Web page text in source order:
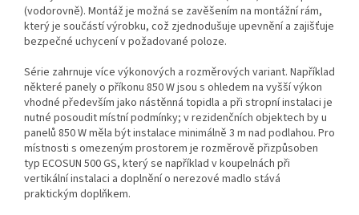
(vodorovně). Montáž je možná se zavěšením na montážní rám,
který je součástí výrobku, což zjednodušuje upevnění a zajišťuje
bezpečné uchycení v požadované poloze.
Série zahrnuje více výkonových a rozměrových variant. Například
některé panely o příkonu 850 W jsou s ohledem na vyšší výkon
vhodné především jako nástěnná topidla a při stropní instalaci je
nutné posoudit místní podmínky; v rezidenčních objektech by u
panelů 850 W měla být instalace minimálně 3 m nad podlahou. Pro
místnosti s omezeným prostorem je rozměrově přizpůsoben
typ ECOSUN 500 GS, který se například v koupelnách při
vertikální instalaci a doplnění o nerezové madlo stává
praktickým doplňkem.